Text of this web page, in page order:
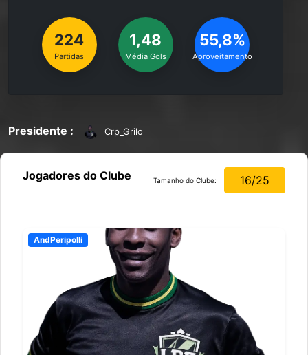
224
Partidas
1,48
Média Gols
55,8%
Aproveitamento
Presidente : Crp_Grilo
Jogadores do Clube Tamanho do Clube: 16/25
AndPeripolli